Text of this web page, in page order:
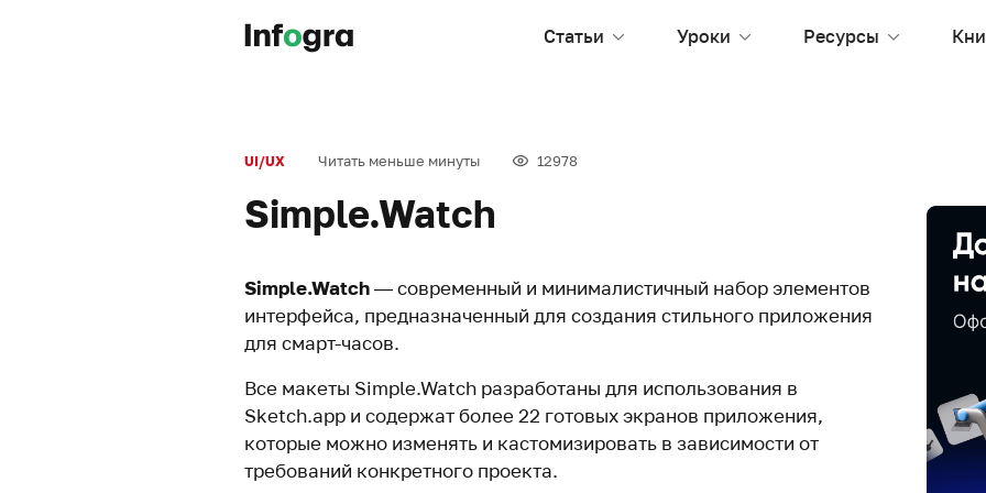
Статьи Уроки Ресурсы
UI/UX Читать меньше минуты 12978
Simple.Watch
Simple.Watch— современный и минималистичный набор элементов
интерфейса, предназначенный для создания стильного приложения
для смарт-часов.
Все макеты Simple.Watch разработаны для использования в
Sketch.app и содержат более 22 готовых экранов приложения,
которые можно изменять и кастомизировать в зависимости от
требований конкретного проекта.